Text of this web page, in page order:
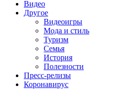
Видео
Другое
Видеоигры
Мода и стиль
Туризм
Семья
История
Полезности
Пресс-релизы
Коронавирус